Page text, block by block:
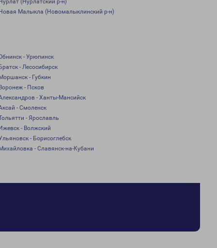
(Нурлатский р-н)
Малыкла (Новомалыклинский р-н)
- Урюпинск
- Лесосибирск
- Губкин
- Псков
- Ханты-Мансийск
- Смоленск
- Ярославль
- Волжский
- Борисоглебск
- Славянск-на-Кубани